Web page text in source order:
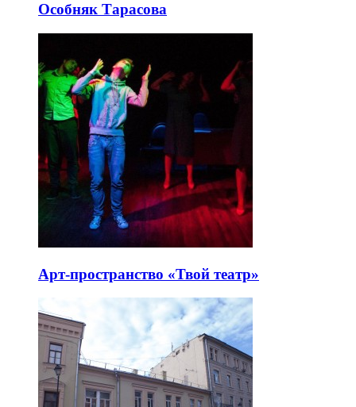
Особняк Тарасова
Арт-пространство «Твой театр»